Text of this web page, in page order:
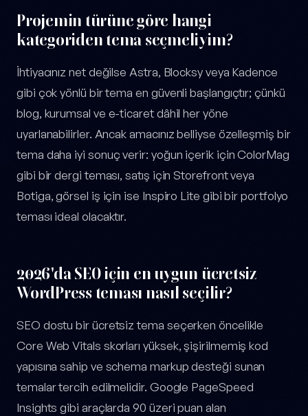
Projemin türüne göre hangi
kategoriden tema seçmeliyim?
İhtiyacınız net değilse Astra, Blocksy veya Kadence
gibi çok yönlü bir tema en güvenli başlangıçtır; çünkü
blog, kurumsal ve e-ticaret dâhil her yöne
uyarlanabilirler. Ancak amacınız belliyse özelleşmiş bir
tema daha iyi sonuç verir: yoğun içerik için ColorMag
gibi bir dergi teması, satış için Storefront veya
Botiga, görsel iş için ise Inspiro Lite gibi bir portfolyo
teması ideal olacaktır.
2026'da SEO için en uygun ücretsiz
WordPress teması nasıl seçilir?
SEO dostu bir ücretsiz tema seçerken öncelikle
Core Web Vitals skorları yüksek, şişirilmemiş kod
yapısına sahip ve schema markup desteği sunan
temalar tercih edilmelidir. Google PageSpeed
Insights gibi araçlarda 90 üzeri puan alan